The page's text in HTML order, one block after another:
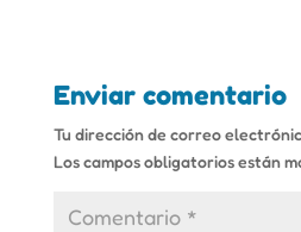
Enviar comentario
Tu dirección de correo
Los campos obligatorios están